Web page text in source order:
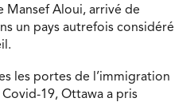
Mansef Aloui, arrivé de
un pays autrefois considéré
les portes de l’immigration
19, Ottawa a pris